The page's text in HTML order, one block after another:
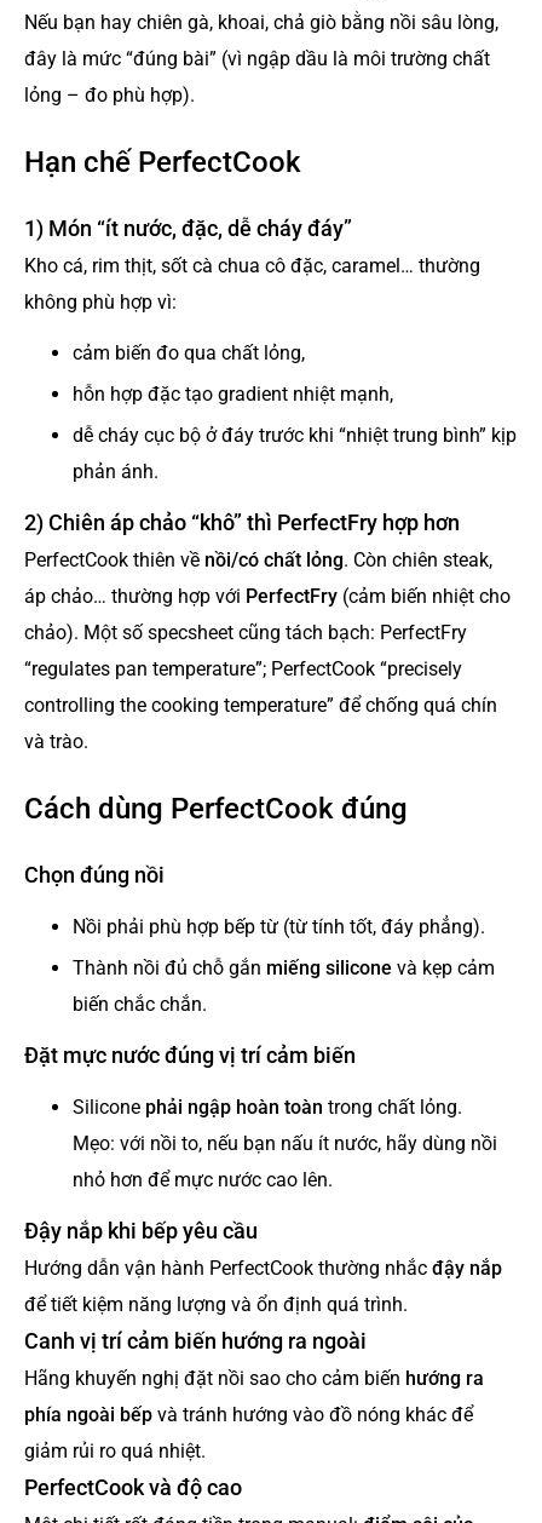
Nếu bạn hay chiên gà, khoai, chả giò bằng nồi sâu lòng,
đây là mức “đúng bài” (vì ngập dầu là môi trường chất
lỏng – đo phù hợp).
Hạn chế PerfectCook
1) Món “ít nước, đặc, dễ cháy đáy”
Kho cá, rim thịt, sốt cà chua cô đặc, caramel… thường
không phù hợp vì:
cảm biến đo qua chất lỏng,
hỗn hợp đặc tạo gradient nhiệt mạnh,
dễ cháy cục bộ ở đáy trước khi “nhiệt trung bình” kịp
phản ánh.
2) Chiên áp chảo “khô” thì PerfectFry hợp hơn
PerfectCook thiên về nồi/có chất lỏng. Còn chiên steak,
áp chảo… thường hợp với PerfectFry (cảm biến nhiệt cho
chảo). Một số specsheet cũng tách bạch: PerfectFry
“regulates pan temperature”; PerfectCook “precisely
controlling the cooking temperature” để chống quá chín
và trào.
Cách dùng PerfectCook đúng
Chọn đúng nồi
Nồi phải phù hợp bếp từ (từ tính tốt, đáy phẳng).
Thành nồi đủ chỗ gắn miếng silicone và kẹp cảm
biến chắc chắn.
Đặt mực nước đúng vị trí cảm biến
Silicone phải ngập hoàn toàn trong chất lỏng.
Mẹo: với nồi to, nếu bạn nấu ít nước, hãy dùng nồi
nhỏ hơn để mực nước cao lên.
Đậy nắp khi bếp yêu cầu
Hướng dẫn vận hành PerfectCook thường nhắc đậy nắp
để tiết kiệm năng lượng và ổn định quá trình.
Canh vị trí cảm biến hướng ra ngoài
Hãng khuyến nghị đặt nồi sao cho cảm biến hướng ra
phía ngoài bếp và tránh hướng vào đồ nóng khác để
giảm rủi ro quá nhiệt.
PerfectCook và độ cao